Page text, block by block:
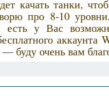
качать танки,
про 8-10
есть у Вас
аккаунта
буду очень вам